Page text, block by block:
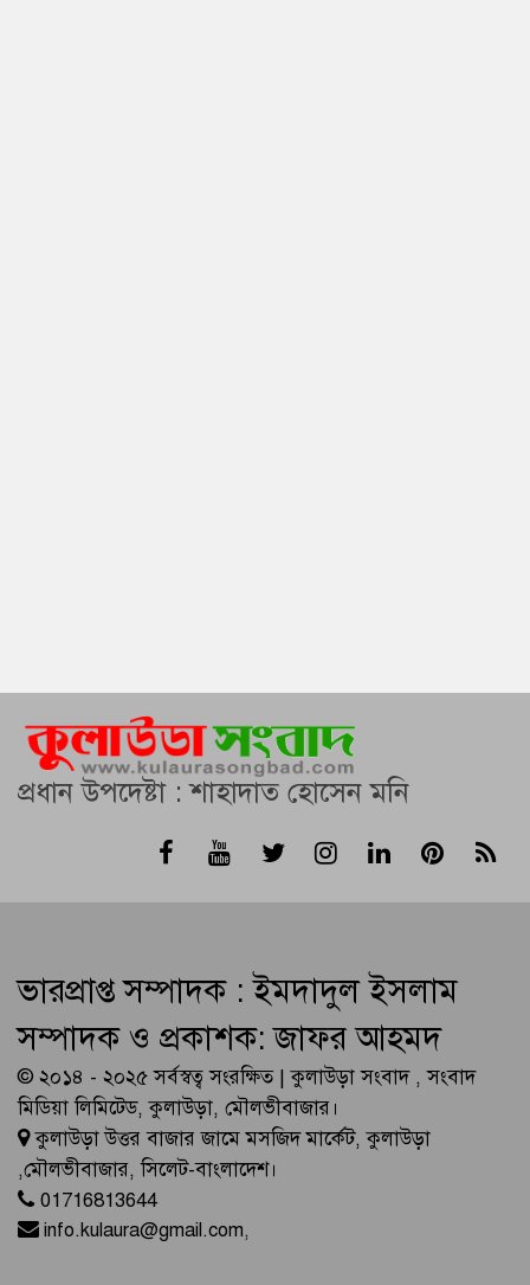
প্রধান উপদেষ্টা : শাহাদাত হোসেন মনি
ভারপ্রাপ্ত সম্পাদক : ইমদাদুল ইসলাম
সম্পাদক ও প্রকাশক: জাফর আহমদ
© ২০১৪ - ২০২৫ সর্বস্বত্ব সংরক্ষিত | কুলাউড়া সংবাদ , সংবাদ
মিডিয়া লিমিটেড, কুলাউড়া, মৌলভীবাজার।
কুলাউড়া উত্তর বাজার জামে মসজিদ মার্কেট, কুলাউড়া
,মৌলভীবাজার, সিলেট-বাংলাদেশ।
01716813644
info.kulaura@gmail.com,